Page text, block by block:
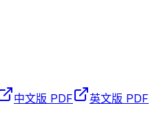
中文版 PDF
英文版 PDF